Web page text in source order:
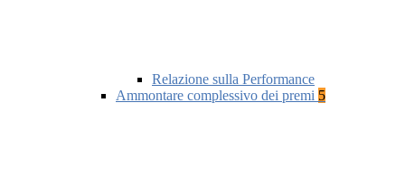
Relazione sulla Performance
Ammontare complessivo dei premi 5